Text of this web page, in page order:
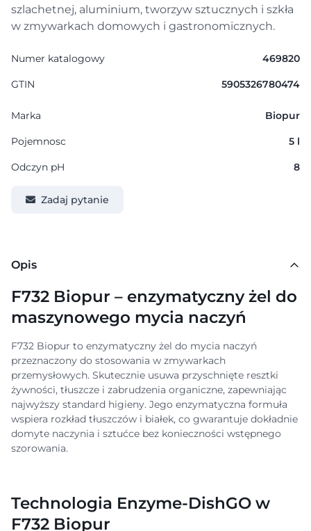
szlachetnej, aluminium, tworzyw sztucznych i szkła
w zmywarkach domowych i gastronomicznych.
Numer katalogowy 469820
GTIN 5905326780474
Marka Biopur
Pojemnosc 5 l
Odczyn pH 8
Zadaj pytanie
Opis
F732 Biopur – enzymatyczny żel do
maszynowego mycia naczyń
F732 Biopur to enzymatyczny żel do mycia naczyń
przeznaczony do stosowania w zmywarkach
przemysłowych. Skutecznie usuwa przyschnięte resztki
żywności, tłuszcze i zabrudzenia organiczne, zapewniając
najwyższy standard higieny. Jego enzymatyczna formuła
wspiera rozkład tłuszczów i białek, co gwarantuje dokładnie
domyte naczynia i sztućce bez konieczności wstępnego
szorowania.
Technologia Enzyme-DishGO w
F732 Biopur